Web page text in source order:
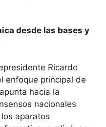
desde las bases y
Ricardo
enfoque principal de
hacia la
nacionales
aparatos